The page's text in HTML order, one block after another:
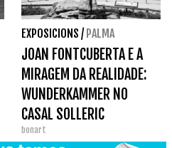
EXPOSICIONS / PALMA
JOAN FONTCUBERTA E A
MIRAGEM DA REALIDADE:
WUNDERKAMMER NO
CASAL SOLLERIC
bonart